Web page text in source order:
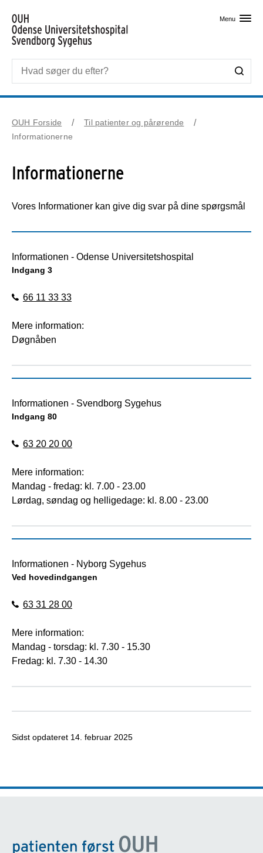
Menu
OUH Forside
Til patienter og pårørende
Informationerne
Informationerne
Vores Informationer kan give dig svar på dine spørgsmål
Informationen - Odense Universitetshospital
Indgang 3
66 11 33 33
Mere information:
Døgnåben
Informationen - Svendborg Sygehus
Indgang 80
63 20 20 00
Mere information:
Mandag - fredag: kl. 7.00 - 23.00
Lørdag, søndag og helligedage: kl. 8.00 - 23.00
Informationen - Nyborg Sygehus
Ved hovedindgangen
63 31 28 00
Mere information:
Mandag - torsdag: kl. 7.30 - 15.30
Fredag: kl. 7.30 - 14.30
Sidst opdateret 14. februar 2025